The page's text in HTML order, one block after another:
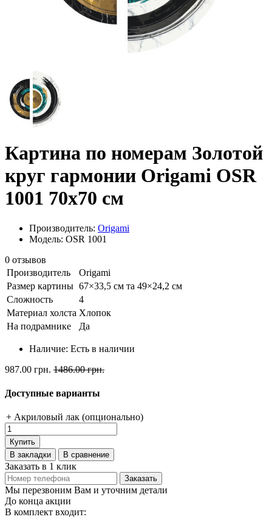
Картина по номерам Золотой
круг гармонии Origami OSR
1001 70x70 см
Производитель: Origami
Модель: OSR 1001
0 отзывов
Производитель
Origami
Размер картины 67×33,5 см та 49×24,2 см
Сложность
4
Материал холста Хлопок
На подрамнике
Да
Наличие: Есть в наличии
987.00 грн. 1486.00 грн.
Доступные варианты
+ Акриловый лак (опционально)
Купить
В закладки
В сравнение
Заказать в 1 клик
Заказать
Мы перезвоним Вам и уточним детали
До конца акции
В комплект входит: